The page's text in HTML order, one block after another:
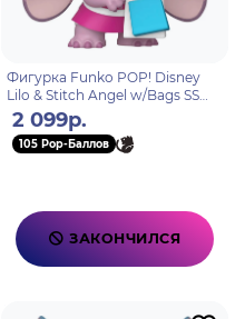
Фигурка Funko POP! Disney
Lilo & Stitch Angel w/Bags SS
(Exc) (1574) 84936
2 099р.
105 Pop-Баллов
ЗАКОНЧИЛСЯ